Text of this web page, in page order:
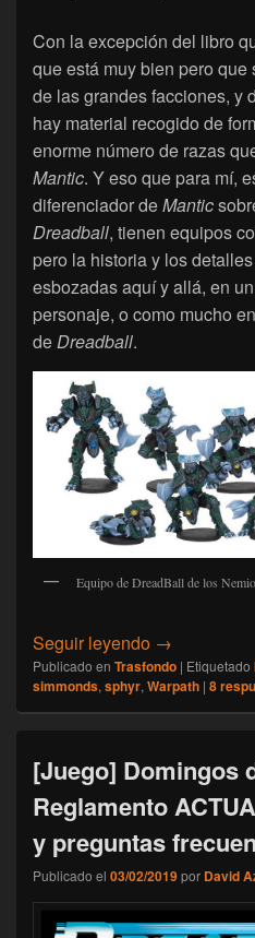
Con la excepción del libro
que está muy bien pero
de las grandes facciones, y
hay material recogido de
enorme número de razas
Mantic. Y eso que para mí,
diferenciador deMantic
Dreadball, tienen equipos
pero la historia y los
esbozadas aquí y allá, en
personaje, o como mucho
deDreadball.
Equipo de DreadBall de los
Seguir leyendo [Trasfondo]
→
Publicado en Trasfondo | Etiquetado
simmonds, sphyr, Warpath | 8
[Juego] Domingos
Reglamento
y preguntas
Publicado el 03/02/2019por David